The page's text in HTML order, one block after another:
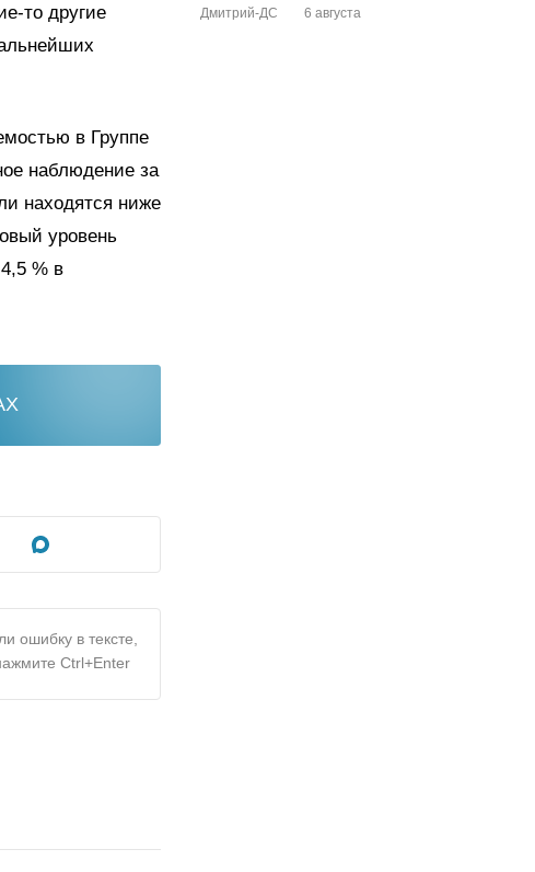
то другие
в Группе
наблюдение за
находятся ниже
уровень
% в
ошибку в тексте,
Ctrl+Enter
Дмитрий-ДС 6 августа